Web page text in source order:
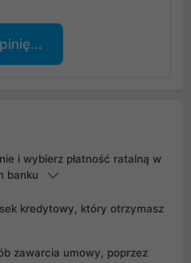
i wybierz płatność ratalną w
banku
kredytowy, który otrzymasz
zawarcia umowy, poprzez